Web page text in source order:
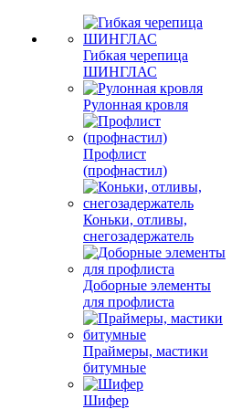
Гибкая черепица
ШИНГЛАС
Рулонная кровля
Профлист
(профнастил)
Коньки, отливы,
снегозадержатель
Доборные элементы
для профлиста
Праймеры, мастики
битумные
Шифер